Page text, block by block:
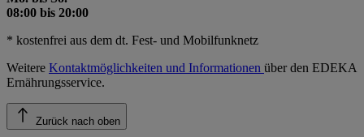
08:00 bis 20:00
* kostenfrei aus dem dt. Fest- und Mobilfunknetz
Weitere Kontaktmöglichkeiten und Informationen über den EDEKA
Ernährungsservice.
Zurück nach oben